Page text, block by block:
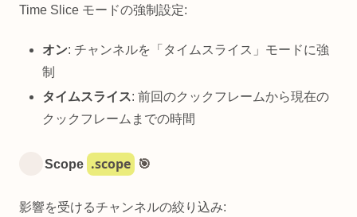
Time Slice モードの強制設定:
オン: チャンネルを「タイムスライス」モードに強
制
タイムスライス: 前回のクックフレームから現在の
クックフレームまでの時間
Scope .scope 🎯
影響を受けるチャンネルの絞り込み: